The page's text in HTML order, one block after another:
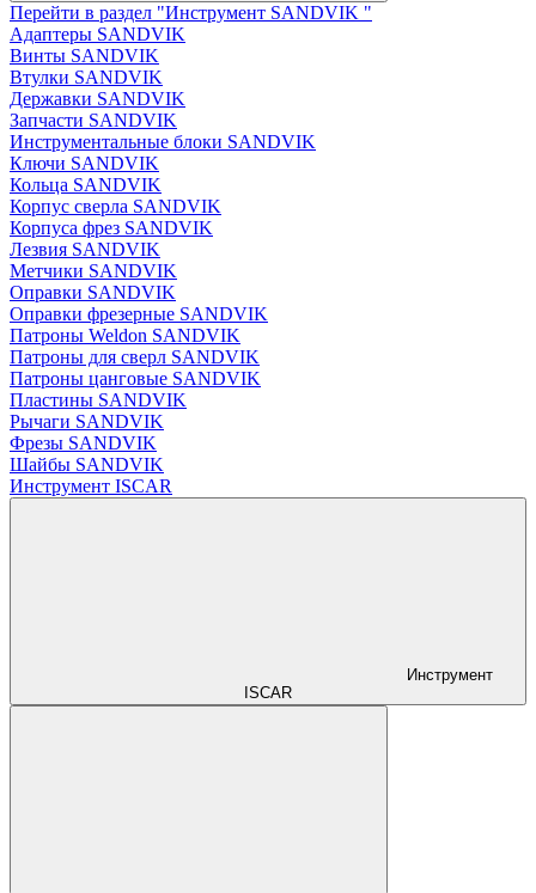
Перейти в раздел "Инструмент SANDVIK "
Адаптеры SANDVIK
Винты SANDVIK
Втулки SANDVIK
Державки SANDVIK
Запчасти SANDVIK
Инструментальные блоки SANDVIK
Ключи SANDVIK
Кольца SANDVIK
Корпус сверла SANDVIK
Корпуса фрез SANDVIK
Лезвия SANDVIK
Метчики SANDVIK
Оправки SANDVIK
Оправки фрезерные SANDVIK
Патроны Weldon SANDVIK
Патроны для сверл SANDVIK
Патроны цанговые SANDVIK
Пластины SANDVIK
Рычаги SANDVIK
Фрезы SANDVIK
Шайбы SANDVIK
Инструмент ISCAR
Инструмент
ISCAR